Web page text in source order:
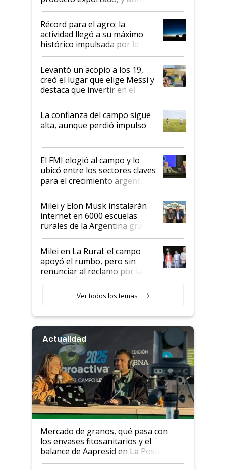
el agro aportó casi seis de cada
diez dólares y sostuvo el
liderazgo en un semestre
récord
Récord para el agro: la
actividad llegó a su máximo
histórico impulsada por la
cosecha y las exportaciones
Levantó un acopio a los 19,
creó el lugar que elige Messi y
destaca que invertir en el
kirchnerismo era como "darle
plata a un hijo para droga":
Juan Félix Rossetti, el libertario
que de una dura crisis salió
de Milei
La confianza del campo sigue
alta, aunque perdió impulso
El FMI elogió al campo y lo
ubicó entre los sectores claves
para el crecimiento argentino
Milei y Elon Musk instalarán
internet en 6000 escuelas
rurales de la Argentina gracias
a un acuerdo con Starlink
Milei en La Rural: el campo
apoyó el rumbo, pero sin
renunciar al reclamo por las
Ver todos los temas
Actualidad
Mercado de granos, qué pasa con
los envases fitosanitarios y el
balance de Aapresid en La Posta